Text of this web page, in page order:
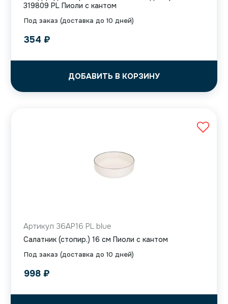
Под заказ (доставка до 10 дней)
319809 PL Пиоли с кантом
354 ₽
ДОБАВИТЬ В КОРЗИНУ
Под заказ (доставка до 10 дней)
Артикул 36AP16 PL blue
Салатник (стопир.) 16 см Пиоли с кантом
998 ₽